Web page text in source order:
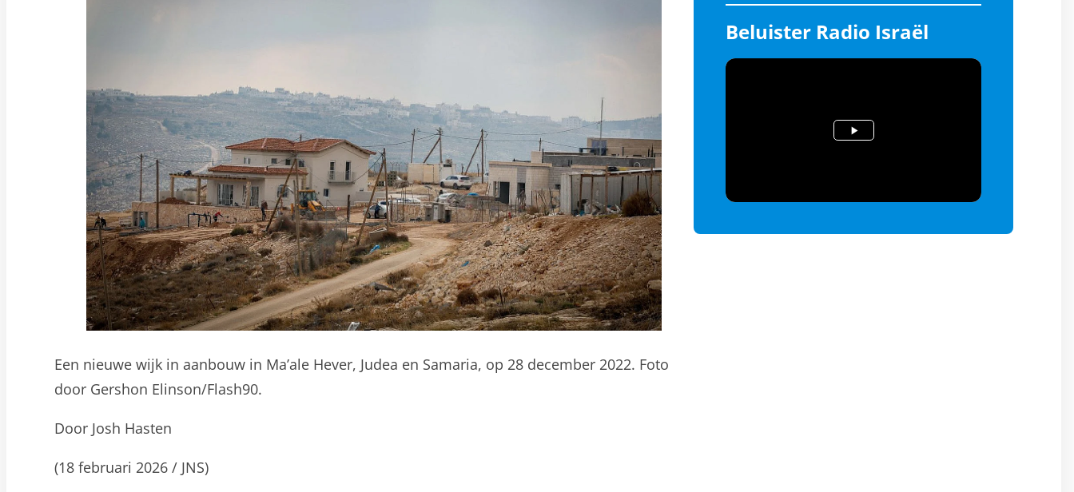
Een nieuwe wijk in aanbouw in Ma’ale Hever, Judea en Samaria, op 28 december 2022. Foto
door Gershon Elinson/Flash90.
Door Josh Hasten
(18 februari 2026 / JNS)
Beluister Radio Israël